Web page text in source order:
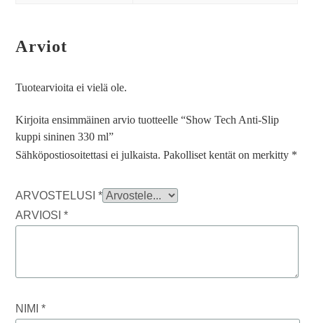
Arviot
Tuotearvioita ei vielä ole.
Kirjoita ensimmäinen arvio tuotteelle “Show Tech Anti-Slip
kuppi sininen 330 ml”
Sähköpostiosoitettasi ei julkaista. Pakolliset kentät on merkitty *
ARVOSTELUSI*
ARVIOSI*
NIMI*